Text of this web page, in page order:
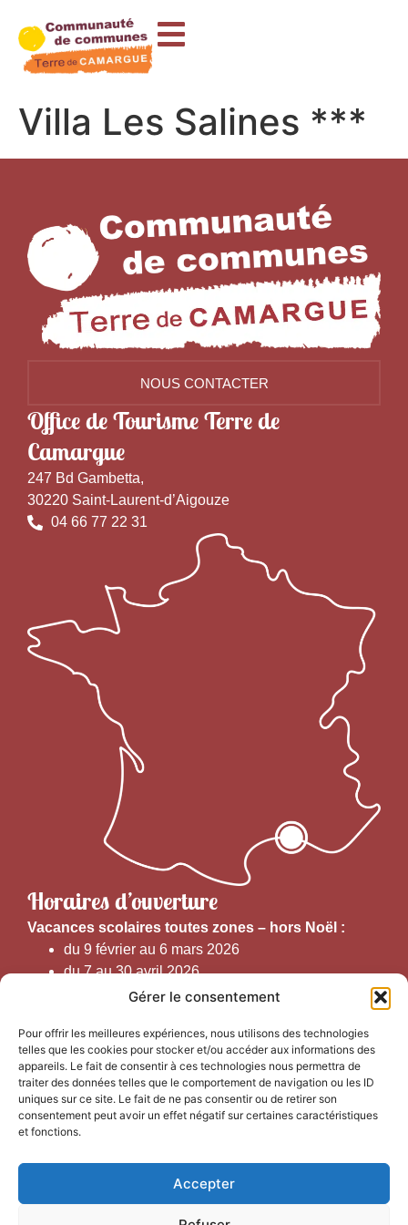
Gérer le consentement
Pour offrir les meilleures expériences, nous utilisons des technologies
telles que les cookies pour stocker et/ou accéder aux informations des
appareils. Le fait de consentir à ces technologies nous permettra de
traiter des données telles que le comportement de navigation ou les ID
uniques sur ce site. Le fait de ne pas consentir ou de retirer son
consentement peut avoir un effet négatif sur certaines caractéristiques
et fonctions.
Accepter
principal
Villa Les Salines ***
NOUS CONTACTER
Office de Tourisme Terre de
Camargue
247 Bd Gambetta,
30220 Saint-Laurent-d’Aigouze
04 66 77 22 31
Horaires d’ouverture
Vacances scolaires toutes zones – hors Noël :
du 9 février au 6 mars 2026
du 7 au 30 avril 2026
du 1er juin au 30 septembre 2026
Horaires d’ouverture au public :
Du 1er septembre au 30 juin 2026 (hors juillet et août)
du lundi au vendredi de 9h50 à 12h30 et de
Du 1er juillet au 31 août 2026